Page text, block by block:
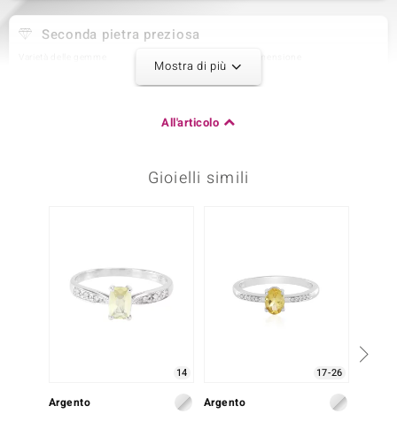
Seconda pietra preziosa
Quantità e dimensione
8 à 1 mm
Taglio rotondo
Somma del peso in carati
Taglio rotondo
Quarta pietra preziosa
Varietà delle gemme Quantità e dimensione
Mostra di più
All'articolo
Gioielli simili
14
Argento
17-26
Argento